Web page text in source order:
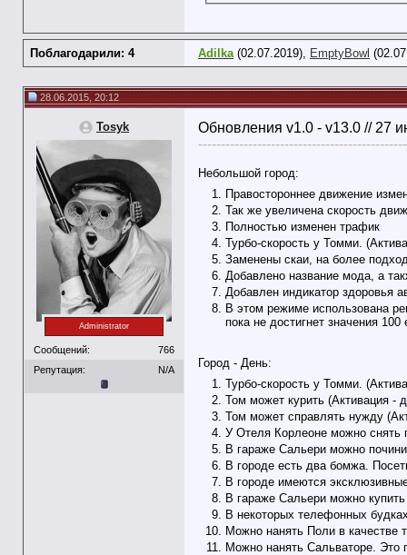
Поблагодарили: 4 Adilka(02.07.2019), EmptyBowl
28.06.2015, 20:12
Tosyk
Administrator
Сообщений:
766
Репутация:
N/A
Обновления v1.0 - v13.0 // 27
Небольшой город:
Правостороннее движение
Так же увеличена скорость
Полностью изменен трафик
Турбо-скорость у Томми.
Заменены скаи, на более
Добавлено название мода, а
Добавлен индикатор здоровья
В этом режиме использована
пока не достигнет значения
Город - День:
Турбо-скорость у Томми.
Том может курить (Активация -
Том может справлять нужду
У Отеля Корлеоне можно снять
В гараже Сальери можно
В городе есть два бомжа.
В городе имеются
В гараже Сальери можно
В некоторых телефонных
Можно нанять Поли в качестве
Можно нанять Сальваторе. Это